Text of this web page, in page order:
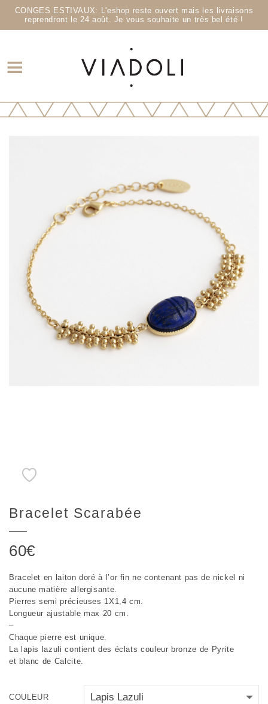
CONGES ESTIVAUX: L'eshop reste ouvert mais les livraisons
reprendront le 24 août. Je vous souhaite un très bel été !
Bracelet Scarabée
60€
Bracelet en laiton doré à l’or fin ne contenant pas de nickel ni
aucune matière allergisante.
Pierres semi précieuses 1X1,4 cm.
Longueur ajustable max 20 cm.
–
Chaque pierre est unique.
La lapis lazuli contient des éclats couleur bronze de Pyrite
et blanc de Calcite.
COULEUR